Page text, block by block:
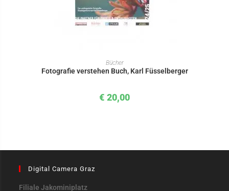
IN DEN WARENKORB
Bücher
Fotografie verstehen Buch, Karl Füsselberger
€ 20,00
Digital Camera Graz
Filiale Jakominiplatz